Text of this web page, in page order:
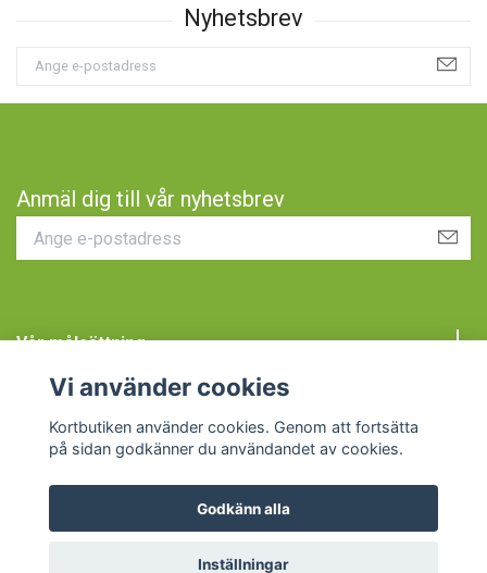
Anmäl dig till vår nyhetsbrev
Vår målsättning
© 2026 Kortbutiken
Vi använder cookies
Kortbutiken använder cookies. Genom att fortsätta
på sidan godkänner du användandet av cookies.
Godkänn alla
Inställningar